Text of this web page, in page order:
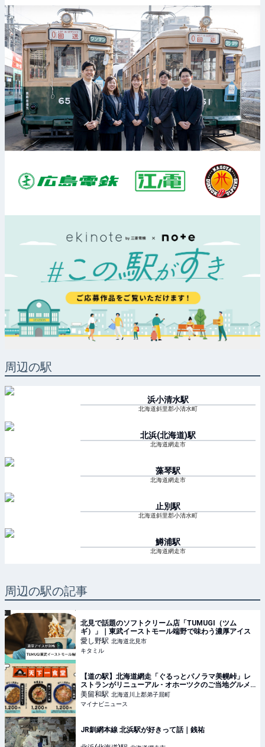
周辺の駅
浜小清水駅
北海道斜里郡小清水町
北浜(北海道)駅
北海道網走市
藻琴駅
北海道網走市
止別駅
北海道斜里郡小清水町
鱒浦駅
北海道網走市
周辺の駅の記事
北見で話題のソフトクリーム店「TUMUGI（ツム
ギ）」｜東武イーストモール端野で味わう濃厚アイス
愛し野駅 北海道北見市
キタミル
【道の駅】北海道網走「ぐるっとパノラマ美幌峠」レ
ストランがリニューアル - オホーツクのご当地グルメ
を提供
美留和駅 北海道川上郡弟子屈町
マイナビニュース
JR釧網本線 北浜駅が好きって話｜銭祐